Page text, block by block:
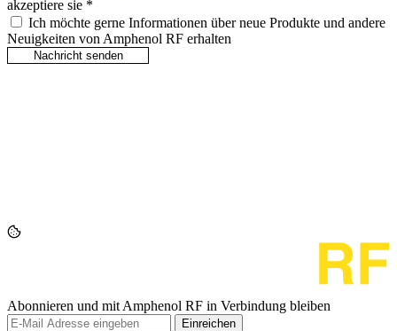
akzeptiere sie *
Ich möchte gerne Informationen über neue Produkte und andere
Neuigkeiten von Amphenol RF erhalten
Abonnieren und mit Amphenol RF in Verbindung bleiben
Einreichen